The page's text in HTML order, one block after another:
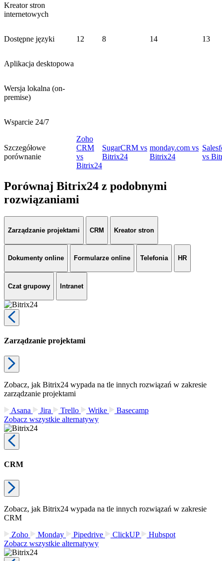
Kreator stron
internetowych
Dostępne języki 12 8 14 13
Aplikacja desktopowa
Wersja lokalna (on-
premise)
Wsparcie 24/7
Szczegółowe
porównanie
Zoho
CRM
vs
Bitrix24
SugarCRM vs
Bitrix24
monday.com vs
Bitrix24
vs
Porównaj Bitrix24 z podobnymi
rozwiązaniami
Zarządzanie projektami CRM Kreator stron
Dokumenty online Formularze online Telefonia HR
Czat grupowy Intranet
Zarządzanie projektami
Zobacz, jak Bitrix24 wypada na tle innych rozwiązań w zakresie
zarządzanie projektami
Asana
Jira Trello Wrike
Basecamp
Zobacz wszystkie alternatywy
CRM
Zobacz, jak Bitrix24 wypada na tle innych rozwiązań w zakresie
CRM
Zoho
Monday Pipedrive ClickUP
Hubspot
Zobacz wszystkie alternatywy